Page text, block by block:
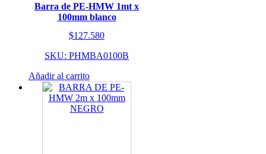
Barra de PE-HMW 1mt x
100mm blanco
$127.580
SKU: PHMBA0100B
Añadir al carrito